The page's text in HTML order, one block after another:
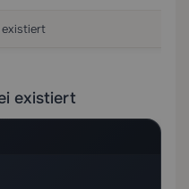
existiert